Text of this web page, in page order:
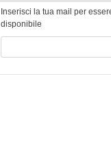
Inserisci la tua mail per
disponibile